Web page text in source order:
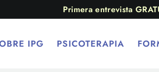
Primera entrevista
IPG PSICOTERAPIA